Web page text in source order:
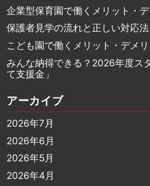
企業型保育園で働くメリット・
保護者見学の流れと正しい対応法
こども園で働くメリット・デメリ
みんな納得できる？2026年度ス
て支援金」
アーカイブ
2026年7月
2026年6月
2026年5月
2026年4月